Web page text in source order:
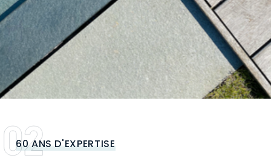
60 ANS D'EXPERTISE